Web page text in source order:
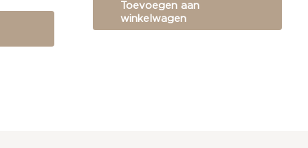
Toevoegen aan
winkelwagen